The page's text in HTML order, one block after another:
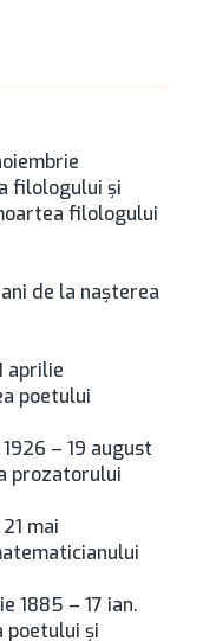
filologului şi
filologului
de la naşterea
aprilie
poetului
– 19 august
prozatorului
mai
1885 – 17 ian.
poetului şi